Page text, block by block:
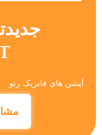
آپشن های فابریک رنو